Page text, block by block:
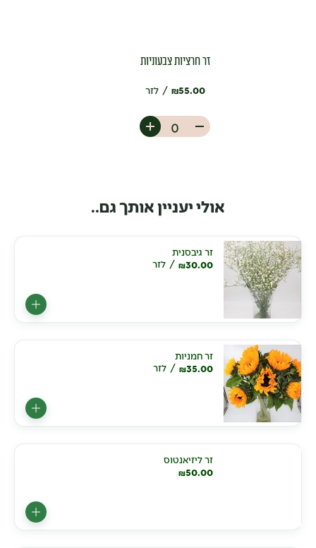
זר חרציות צבעוניות
₪55.00 לזר
אולי יעניין אותך גם..
זר גיבסנית
₪30.00 לזר
זר חמניות
₪35.00 לזר
זר ליזיאנטוס
₪50.00